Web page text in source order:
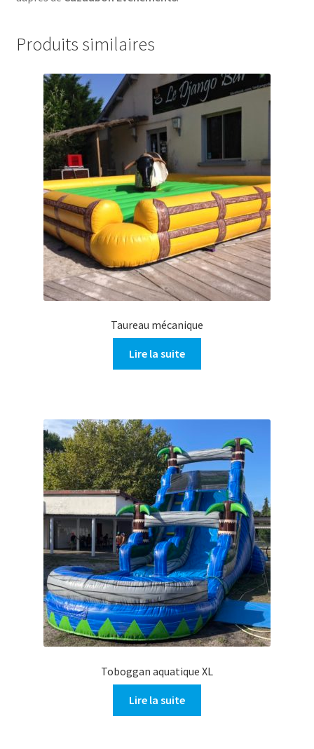
Produits similaires
Taureau mécanique
Lire la suite
Toboggan aquatique XL
Lire la suite